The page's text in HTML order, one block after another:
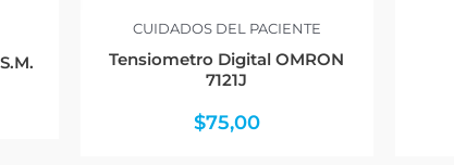
CUIDADOS DEL PACIENTE
Tensiometro Digital OMRON
7121J
$75,00